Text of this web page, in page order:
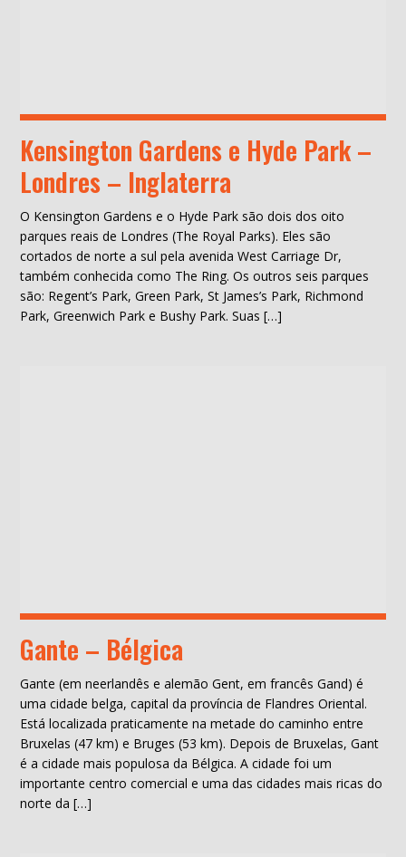
Kensington Gardens e Hyde Park –
Londres – Inglaterra
O Kensington Gardens e o Hyde Park são dois dos oito
parques reais de Londres (The Royal Parks). Eles são
cortados de norte a sul pela avenida West Carriage Dr,
também conhecida como The Ring. Os outros seis parques
são: Regent’s Park, Green Park, St James’s Park, Richmond
Park, Greenwich Park e Bushy Park. Suas […]
Gante – Bélgica
Gante (em neerlandês e alemão Gent, em francês Gand) é
uma cidade belga, capital da província de Flandres Oriental.
Está localizada praticamente na metade do caminho entre
Bruxelas (47 km) e Bruges (53 km). Depois de Bruxelas, Gant
é a cidade mais populosa da Bélgica. A cidade foi um
importante centro comercial e uma das cidades mais ricas do
norte da […]